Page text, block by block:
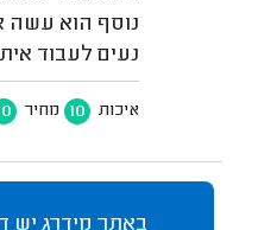
נוסף הוא עשה
נעים לעבוד
איכות 10 מחיר